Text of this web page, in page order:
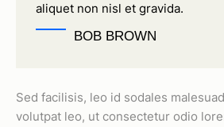
aliquet non nisl et gravida.
BOB BROWN
Sed facilisis, leo id sodales
volutpat leo, ut consectetur odio